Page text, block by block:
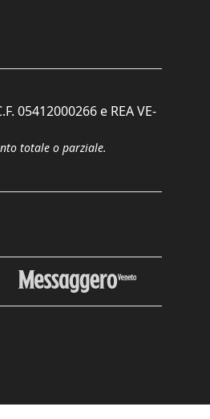
05412000266 e REA VE-
totale o parziale.